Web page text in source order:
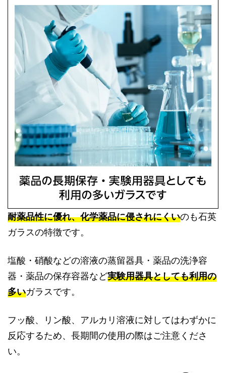
耐薬品性に優れ、化学薬品に侵されにくいのも石英
ガラスの特徴です。
塩酸・硝酸などの溶液の蒸留器具・薬品の洗浄容
器・薬品の保存容器など実験用器具としても利用の
多いガラスです。
フッ酸、リン酸、アルカリ溶液に対してはわずかに
反応するため、長期間の使用の際はご注意くださ
い。